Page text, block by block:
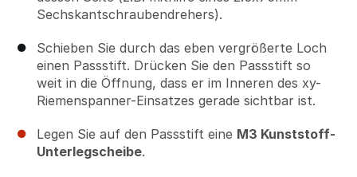
Sechskantschraubendrehers).
Schieben Sie durch das eben vergrößerte Loch
einen Passstift. Drücken Sie den Passstift so
weit in die Öffnung, dass er im Inneren des xy-
Riemenspanner-Einsatzes gerade sichtbar ist.
Legen Sie auf den Passstift eine M3 Kunststoff-
Unterlegscheibe.